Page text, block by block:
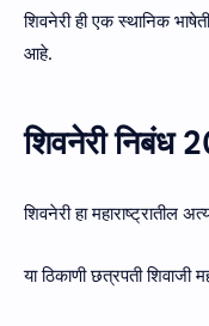
शिवनेरी ही एक स्थानिक
आहे.
शिवनेरी निबंध
शिवनेरी हा महाराष्ट्रातील
या ठिकाणी छत्रपती शिवाजी